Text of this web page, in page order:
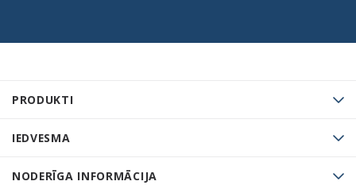
PRODUKTI
IEDVESMA
NODERĪGA INFORMĀCIJA